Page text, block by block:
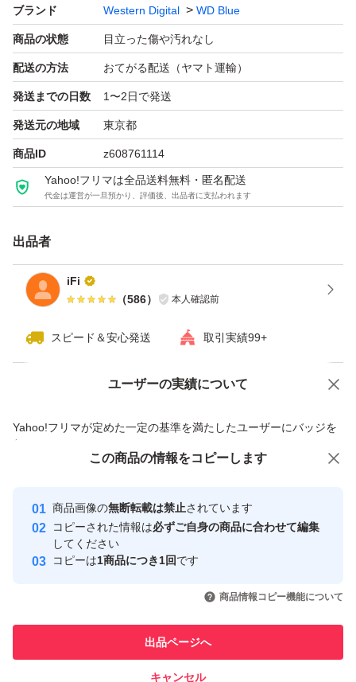
ブランド Western Digital WD Blue
商品の状態 目立った傷や汚れなし
配送の方法 おてがる配送（ヤマト運輸）
発送までの日数 1〜2日で発送
発送元の地域 東京都
商品ID z608761114
Yahoo!フリマは全品送料無料・匿名配送
代金は運営が一旦預かり、評価後、出品者に支払われます
出品者
iFi
（586） 本人確認前
スピード＆安心発送 取引実績99+
ユーザーの実績について
Yahoo!フリマが定めた一定の基準を満たしたユーザーにバッジを
付与しています
安心取引出品者
心・安全なユーザーです
取引実績
引を完了させた実績があります
での取引実績があります
価格の相談 商品への質問
この商品の情報をコピーします
商品画像の無断転載は禁止されています
コピーされた情報は必ずご自身の商品に合わせて編集
してください
コピーは1商品につき1回です
商品情報コピー機能について
出品ページへ
キャンセル
この商品をみている人にオススメ